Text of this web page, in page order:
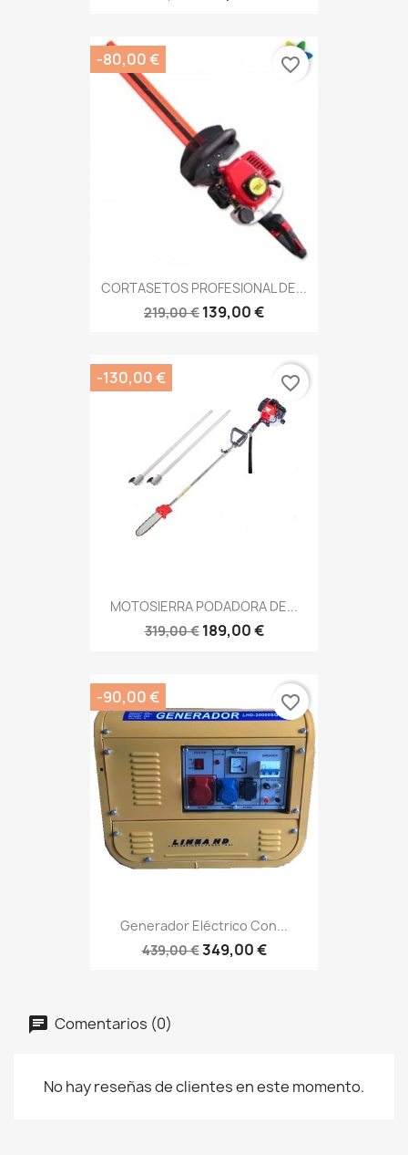
CORTASETOS PROFESIONAL DE...
219,00 € 139,00 €
-80,00 € favorite_border
MOTOSIERRA PODADORA DE...
319,00 € 189,00 €
-130,00 € favorite_border
Generador Eléctrico Con...
439,00 €349,00 €
-90,00 € favorite_border
Comentarios (0)
No hay reseñas de clientes en este momento.